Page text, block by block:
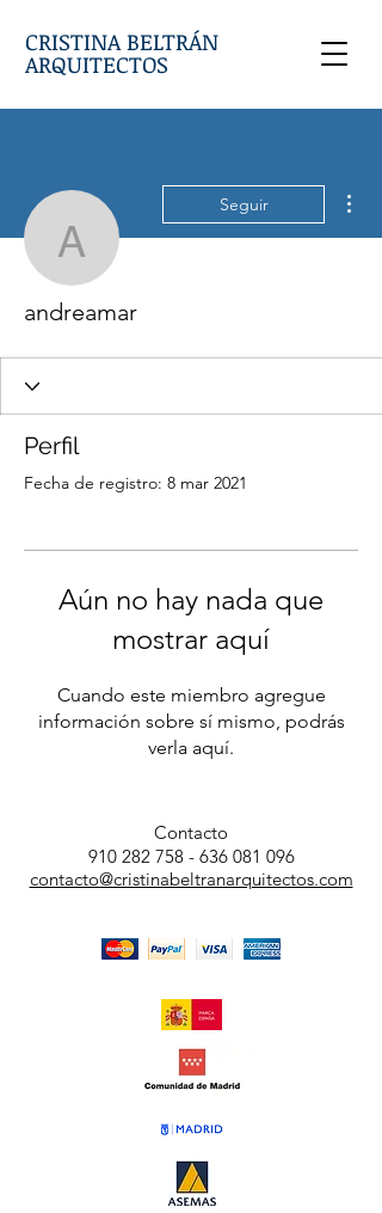
CRISTINA BELTRÁN
ARQUITECTOS
andreamar
Seguir
andreamar
Perfil
Fecha de registro: 8 mar 2021
Aún no hay nada que
mostrar aquí
Cuando este miembro agregue
información sobre sí mismo, podrás
verla aquí.
Contacto
910 282 758- 636 081 096
contacto@cristinabeltranarquitectos.com